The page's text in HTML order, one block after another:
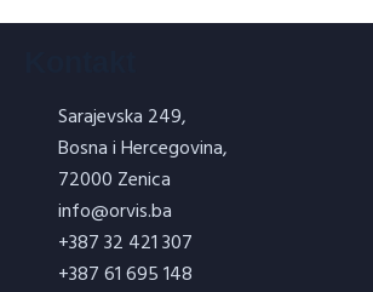
Sarajevska 249,
Bosna i Hercegovina,
72000 Zenica
info@orvis.ba
+387 32 421 307
+387 61 695 148